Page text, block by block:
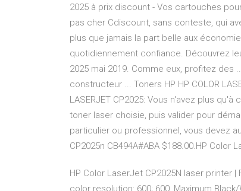
2025 à prix discount - Vos cartouches
pas cher Cdiscount, sans conteste, qui
plus que jamais la part belle aux
quotidiennement confiance. Découvrez
2025 mai 2019. Comme eux, profitez des
constructeur ... Toners HP HP COLOR
LASERJET CP2025: Vous n'avez plus
toner laser choisie, puis valider pour
particulier ou professionnel, vous devez
CP2025n CB494A#ABA $188.00.HP Color
HP Color LaserJet CP2025N laser printer
color resolution: 600; 600, Maximum Black/